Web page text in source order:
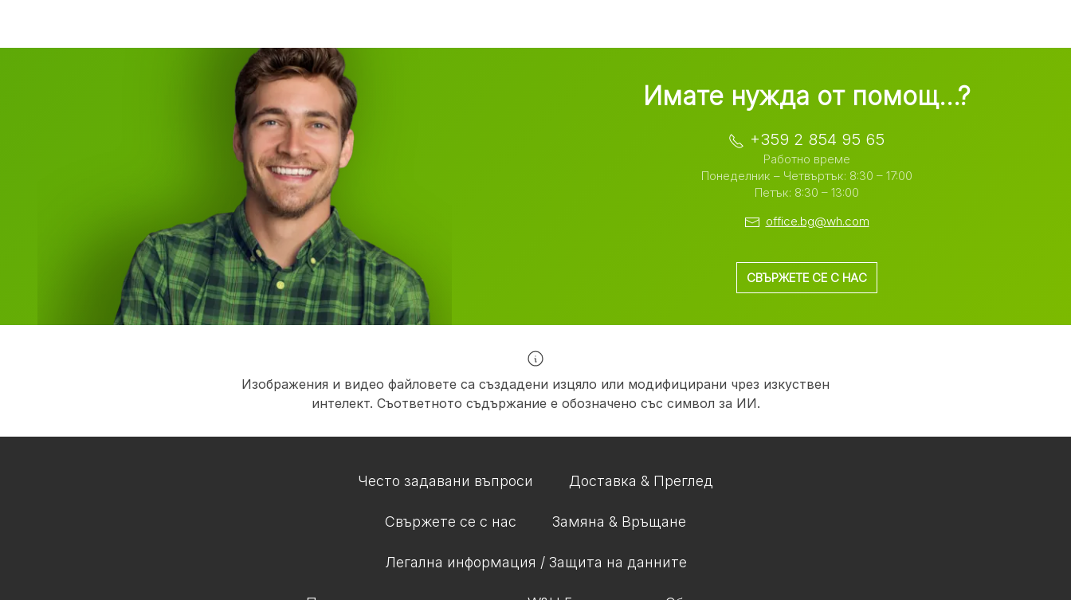
Имате нужда от помощ...?
+359 2 854 95 65
Работно време
Понеделник – Четвъртък: 8:30 – 17:00
Петък: 8:30 – 13:00
office.bg@wh.com
СВЪРЖЕТЕ СЕ С НАС
Изображения и видео файловете са създадени изцяло или модифицирани чрез изкуствен
интелект. Съответното съдържание е обозначено със символ за ИИ.
Често задавани въпроси Доставка & Преглед
Свържете се с нас Замяна & Връщане
Легална информация / Защита на данните